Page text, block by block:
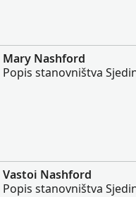
Mary Nashford
Popis stanovništva
Vastoi Nashford
Popis stanovništva